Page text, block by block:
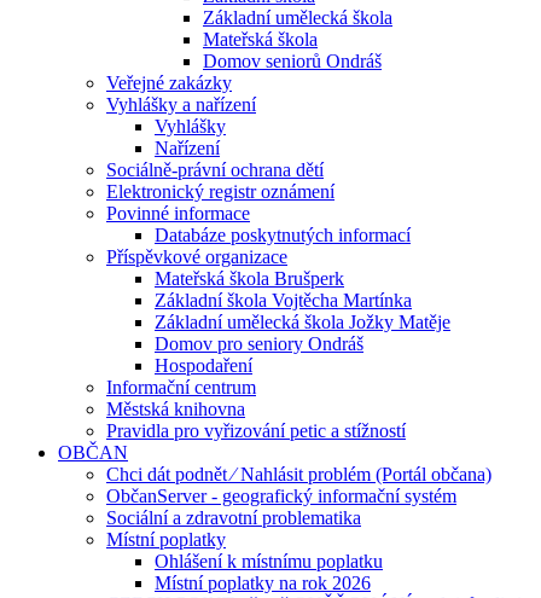
Základní umělecká škola
Mateřská škola
Domov seniorů Ondráš
Veřejné zakázky
Vyhlášky a nařízení
Vyhlášky
Nařízení
Sociálně-právní ochrana dětí
Elektronický registr oznámení
Povinné informace
Databáze poskytnutých informací
Příspěvkové organizace
Mateřská škola Brušperk
Základní škola Vojtěcha Martínka
Základní umělecká škola Jožky Matěje
Domov pro seniory Ondráš
Hospodaření
Informační centrum
Městská knihovna
Pravidla pro vyřizování petic a stížností
OBČAN
Chci dát podnět ⁄ Nahlásit problém (Portál občana)
ObčanServer - geografický informační systém
Sociální a zdravotní problematika
Místní poplatky
Ohlášení k místnímu poplatku
Místní poplatky na rok 2026